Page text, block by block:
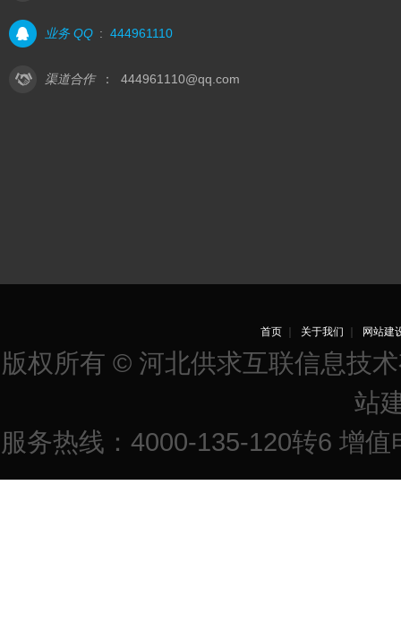
业务 QQ : 444961110
渠道合作 ： 444961110@qq.com
首页｜ 关于我们 网站建
版权所有 © 河北供求互联信息技
站
服务热线：4000-135-120转6 增